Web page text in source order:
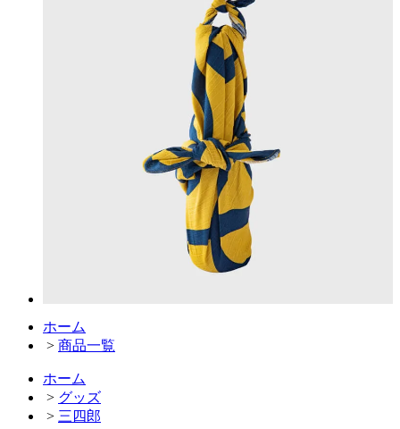
ホーム
> 商品一覧
ホーム
> グッズ
> 三四郎